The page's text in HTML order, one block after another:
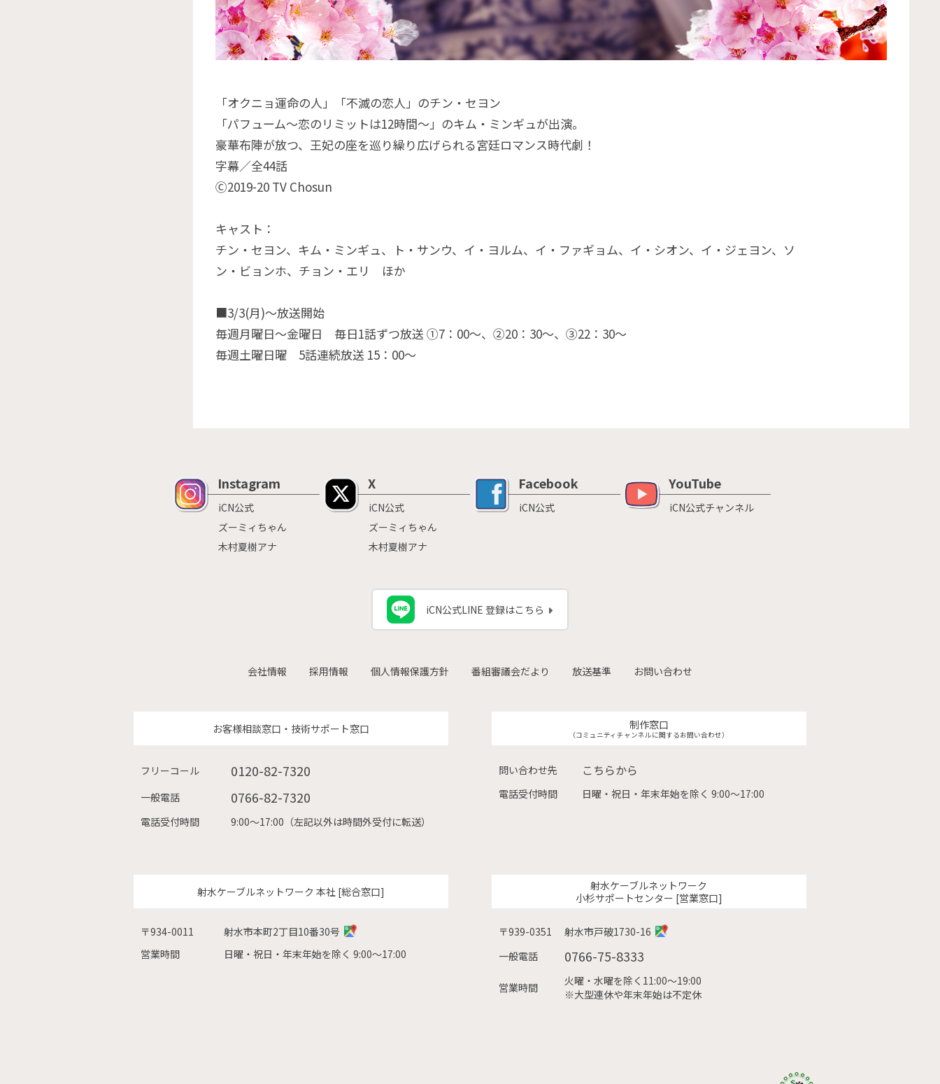
「オクニョ運命の人」「不滅の恋人」のチン・セヨン
「パフューム～恋のリミットは12時間～」のキム・ミンギュが出演。
豪華布陣が放つ、王妃の座を巡り繰り広げられる宮廷ロマンス時代劇！
字幕／全44話
Ⓒ2019-20 TV Chosun
キャスト：
チン・セヨン、キム・ミンギュ、ト・サンウ、イ・ヨルム、イ・ファギョム、イ・シオン、イ・ジェヨン、ソ
ン・ビョンホ、チョン・エリ ほか
■3/3(月)～放送開始
毎週月曜日～金曜日 毎日1話ずつ放送 ①7：00～、②20：30〜、③22：30〜
毎週土曜日曜 5話連続放送 15：00～
Instagram
iCN公式
ズーミィちゃん
木村夏樹アナ
X
iCN公式
ズーミィちゃん
木村夏樹アナ
Facebook
iCN公式
YouTube
iCN公式チャンネル
iCN公式LINE 登録はこちら
会社情報 採用情報 個人情報保護方針 番組審議会だより 放送基準 お問い合わせ
お客様相談窓口・技術サポート窓口
フリーコール 0120-82-7320
一般電話 0766-82-7320
電話受付時間 9:00〜17:00（左記以外は時間外受付に転送）
制作窓口
（コミュニティチャンネルに関するお問い合わせ）
問い合わせ先 こちらから
電話受付時間 日曜・祝日・年末年始を除く 9:00〜17:00
射水ケーブルネットワーク 本社 [総合窓口]
〒934-0011
射水市本町2丁目10番30号
営業時間
日曜・祝日・年末年始を除く 9:00〜17:00
射水ケーブルネットワーク
小杉サポートセンター [営業窓口]
〒939-0351
射水市戸破1730-16
一般電話
0766-75-8333
営業時間
火曜・水曜を除く11:00〜19:00
※大型連休や年末年始は不定休